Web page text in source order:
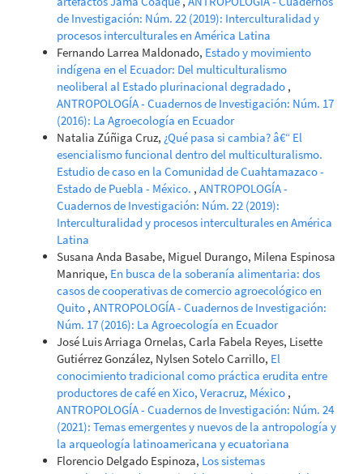
de Investigación: Núm. 22 (2019): Interculturalidad y
procesos interculturales en América Latina
Fernando Larrea Maldonado, Estado y movimiento
indígena en el Ecuador: Del multiculturalismo
neoliberal al Estado plurinacional degradado ,
ANTROPOLOGÍA - Cuadernos de Investigación: Núm. 17
(2016): La Agroecología en Ecuador
Natalia Zúñiga Cruz, ¿Qué pasa si cambia? â€“ El
esencialismo funcional dentro del multiculturalismo.
Estudio de caso en la Comunidad de Cuahtamazaco -
Estado de Puebla - México. , ANTROPOLOGÍA -
Cuadernos de Investigación: Núm. 22 (2019):
Interculturalidad y procesos interculturales en América
Latina
Susana Anda Basabe, Miguel Durango, Milena Espinosa
Manrique, En busca de la soberanía alimentaria: dos
casos de cooperativas de comercio agroecológico en
Quito , ANTROPOLOGÍA - Cuadernos de Investigación:
Núm. 17 (2016): La Agroecología en Ecuador
José Luis Arriaga Ornelas, Carla Fabela Reyes, Lisette
Gutiérrez González, Nylsen Sotelo Carrillo, El
conocimiento tradicional como práctica erudita entre
productores de café en Xico, Veracruz, México ,
ANTROPOLOGÍA - Cuadernos de Investigación: Núm. 24
(2021): Temas emergentes y nuevos de la antropología y
la arqueología latinoamericana y ecuatoriana
Florencio Delgado Espinoza, Los sistemas